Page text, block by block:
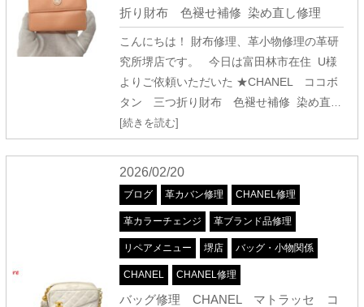
折り財布 色褪せ補修 染め直し修理
こんにちは！ 財布修理、革小物修理の革研
究所堺店です。 今日は富田林市在住 U様
よりご依頼いただいた ★CHANEL ココボ
タン 三つ折り財布 色褪せ補修 染め直…
[続きを読む]
2026/02/20
ブログ 革カバン修理 CHANEL修理
革カラーチェンジ 革ブランド品修理
リペアメニュー 堺店 バッグ・小物関係
CHANEL CHANEL修理
バッグ修理 CHANEL マトラッセ コ